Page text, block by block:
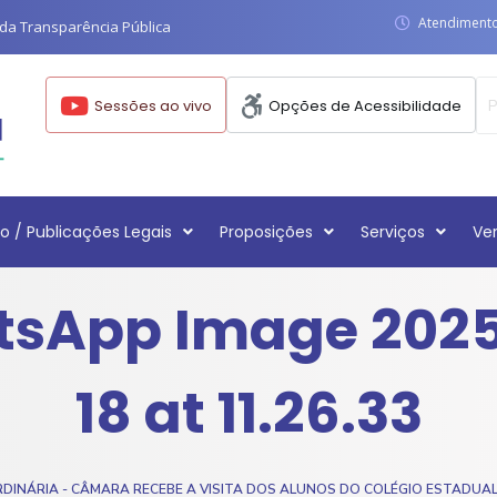
Transparência Pública
Sessões ao vivo Opções de Acessibilidade
/ Publicações Legais Proposições Serviços
Image
18 at 11.26.33
- CÂMARA RECEBE A VISITA DOS ALUNOS DO COLÉGIO